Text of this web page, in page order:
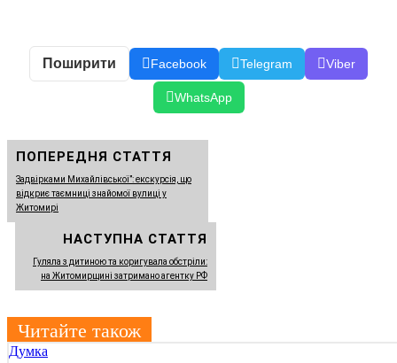
Поширити Facebook Telegram Viber
WhatsApp
ПОПЕРЕДНЯ СТАТТЯ
Задвірками Михайлівської”: екскурсія, що
відкриє таємниці знайомої вулиці у
Житомирі
НАСТУПНА СТАТТЯ
Гуляла з дитиною та коригувала обстріли:
на Житомирщині затримано агентку РФ
Читайте також
Думка